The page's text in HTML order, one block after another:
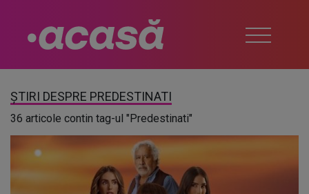
ȘTIRI DESPRE PREDESTINATI
36 articole contin tag-ul "Predestinati"